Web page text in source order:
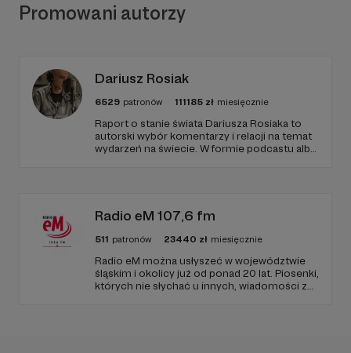
Promowani autorzy
Dariusz Rosiak
6529 patronów 111185 zł miesięcznie
Raport o stanie świata Dariusza Rosiaka to
autorski wybór komentarzy i relacji na temat
wydarzeń na świecie. W formie podcastu albo
Radio eM 107,6 fm
511 patronów 23440 zł miesięcznie
Radio eM można usłyszeć w województwie
śląskim i okolicy już od ponad 20 lat. Piosenki,
których nie słychać u innych, wiadomości z